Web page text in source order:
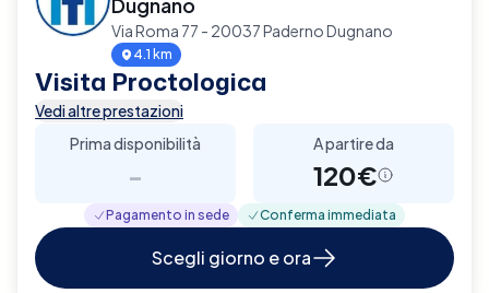
Via Roma 77 - 20037 Paderno Dugnano
4.1 km
Visita Proctologica
Vedi altre prestazioni
Prima disponibilità
-
A partire da
120€
Pagamento in sede Conferma immediata
Scegli giorno e ora